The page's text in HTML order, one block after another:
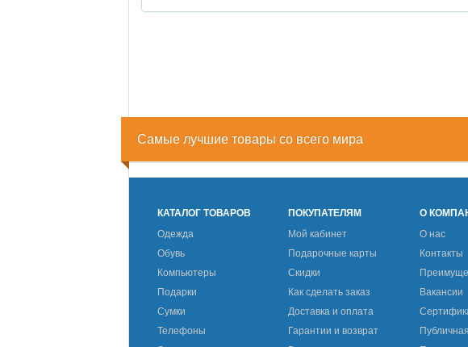
Самые лучшие товары со всего мира
КАТАЛОГ ТОВАРОВ
Одежда
Обувь
Компьютеры
Подарки
Сумки
Телефоны
ПОКУПАТЕЛЯМ
Мой кабинет
Подарочные карты
Скидки
Как сделать заказ
Доставка и оплата
Гарантии и возврат
О
О нас
Контакты
Вакансии